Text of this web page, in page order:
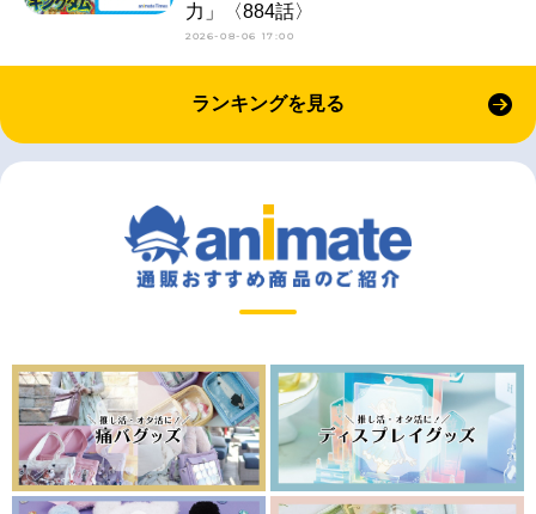
力」〈884話〉
2026-08-06 17:00
ランキングを見る